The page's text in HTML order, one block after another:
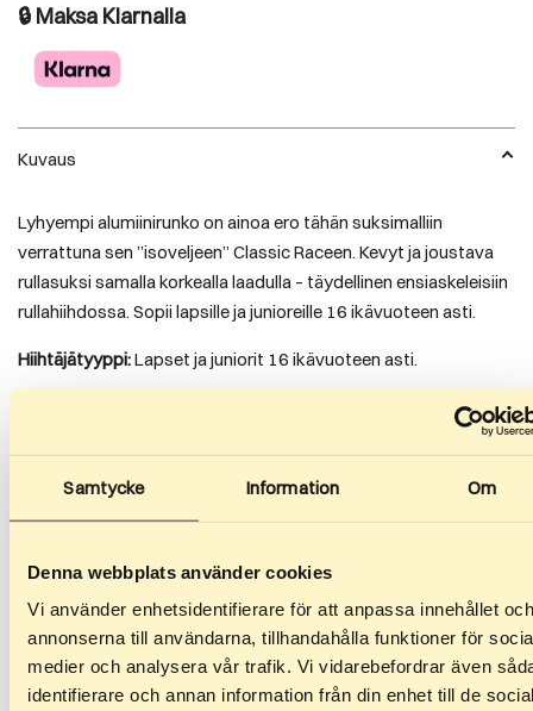
Samtycke Information Om
Denna webbplats använder cookies
Vi använder enhetsidentifierare för att anpassa innehållet och
annonserna till användarna, tillhandahålla funktioner för
medier och analysera vår trafik. Vi vidarebefordrar även
identifierare och annan information från din enhet till de
🔒 Maksa Klarnalla
Kuvaus
Lyhyempi alumiinirunko on ainoa ero tähän suksimalliin
verrattuna sen ”isoveljeen” Classic Raceen. Kevyt ja joustava
rullasuksi samalla korkealla laadulla – täydellinen ensiaskeleisiin
rullahiihdossa. Sopii lapsille ja junioreille 16 ikävuoteen asti.
Hiihtäjätyyppi:Lapset ja juniorit 16 ikävuoteen asti.
Tumman sinkki-nikkelipinnoite ruuveissa ja pulteissa
Parannettu kulutuskestävyys rungon silkkipainatuksessa
Paino 1,9 kg (kilogramma)